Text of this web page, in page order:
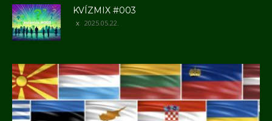
KVÍZMIX #003
2025.05.22.